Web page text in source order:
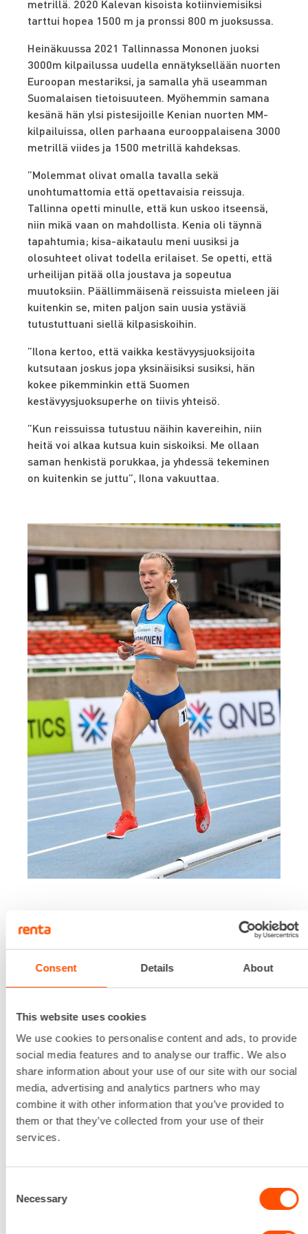
Consent Details About
This website uses cookies
We use cookies to personalise content and ads, to provide
social media features and to analyse our traffic. We also
share information about your use of our site with our social
media, advertising and analytics partners who may
combine it with other information that you’ve provided to
them or that they’ve collected from your use of their
services.
Selection
Necessary
metrillä. 2020 Kalevan kisoista kotiinviemisiksi
tarttui hopea 1500 m ja pronssi 800 m juoksussa.
Heinäkuussa 2021 Tallinnassa Mononen juoksi
3000m kilpailussa uudella ennätyksellään nuorten
Euroopan mestariksi, ja samalla yhä useamman
Suomalaisen tietoisuuteen. Myöhemmin samana
kesänä hän ylsi pistesijoille Kenian nuorten MM-
kilpailuissa, ollen parhaana eurooppalaisena 3000
metrillä viides ja 1500 metrillä kahdeksas.
”Molemmat olivat omalla tavalla sekä
unohtumattomia että opettavaisia reissuja.
Tallinna opetti minulle, että kun uskoo itseensä,
niin mikä vaan on mahdollista. Kenia oli täynnä
tapahtumia; kisa-aikataulu meni uusiksi ja
olosuhteet olivat todella erilaiset. Se opetti, että
urheilijan pitää olla joustava ja sopeutua
muutoksiin. Päällimmäisenä reissuista mieleen jäi
kuitenkin se, miten paljon sain uusia ystäviä
tutustuttuani siellä kilpasiskoihin.
”Ilona kertoo, että vaikka kestävyysjuoksijoita
kutsutaan joskus jopa yksinäisiksi susiksi, hän
kokee pikemminkin että Suomen
kestävyysjuoksuperhe on tiivis yhteisö.
”Kun reissuissa tutustuu näihin kavereihin, niin
heitä voi alkaa kutsua kuin siskoiksi. Me ollaan
saman henkistä porukkaa, ja yhdessä tekeminen
on kuitenkin se juttu”, Ilona vakuuttaa.
Kylmäpäinen kilpailija
unelmoi myös Münchenissä järjestettävistä
”Tavoitteita pitää asettaa korkealle. En sulje pois,
etteikö EM-kisoihin olisi mahdollista päästä ajan
tai rankingin perusteella. Pitkäjänteisen,
nousujohteisen treenin kautta tavoitteena on
aikuisten kansainvälinen taso. Unelmoin myös joku
päivä juoksevani Olympialaisissa.
”Ilona nimeää vahvuuksien joukkoon
”Jos jotain haluan, en myöskään luovuta helpolla
sen, että pystyn luottamaan omiin vahvuuksiini ja